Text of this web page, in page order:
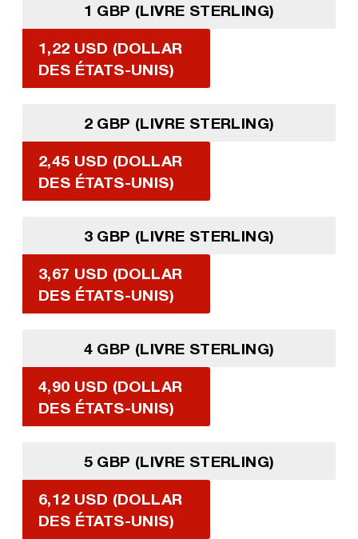
1 GBP (LIVRE STERLING)
1,22 USD (DOLLAR
DES ÉTATS-UNIS)
2 GBP (LIVRE STERLING)
2,45 USD (DOLLAR
DES ÉTATS-UNIS)
3 GBP (LIVRE STERLING)
3,67 USD (DOLLAR
DES ÉTATS-UNIS)
4 GBP (LIVRE STERLING)
4,90 USD (DOLLAR
DES ÉTATS-UNIS)
5 GBP (LIVRE STERLING)
6,12 USD (DOLLAR
DES ÉTATS-UNIS)